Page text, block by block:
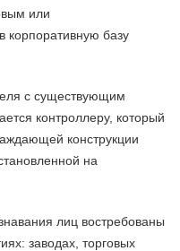
или
корпоративную базу
с существующим
контроллеру, который
конструкции
на
лиц востребованы
заводах, торговых